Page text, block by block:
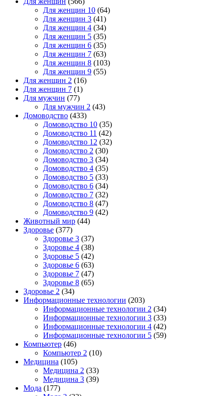
Для женщин 10 (64)
Для женщин 3 (41)
Для женщин 4 (34)
Для женщин 5 (35)
Для женщин 6 (35)
Для женщин 7 (63)
Для женщин 8 (103)
Для женщин 9 (55)
Для женщин 2 (16)
Для женщин 7 (1)
Для мужчин (77)
Для мужчин 2 (43)
Домоводство (433)
Домоводство 10 (35)
Домоводство 11 (42)
Домоводство 12 (32)
Домоводство 2 (30)
Домоводство 3 (34)
Домоводство 4 (35)
Домоводство 5 (33)
Домоводство 6 (34)
Домоводство 7 (32)
Домоводство 8 (47)
Домоводство 9 (42)
Животный мир (44)
Здоровье (377)
Здоровье 3 (37)
Здоровье 4 (38)
Здоровье 5 (42)
Здоровье 6 (63)
Здоровье 7 (47)
Здоровье 8 (65)
Здоровье 2 (34)
Информационные технологии (203)
Информационные технологии 2 (34)
Информационные технологии 3 (33)
Информационные технологии 4 (42)
Информационные технологии 5 (59)
Компьютер (46)
Компьютер 2 (10)
Медицина (105)
Медицина 2 (33)
Медицина 3 (39)
Мода (177)